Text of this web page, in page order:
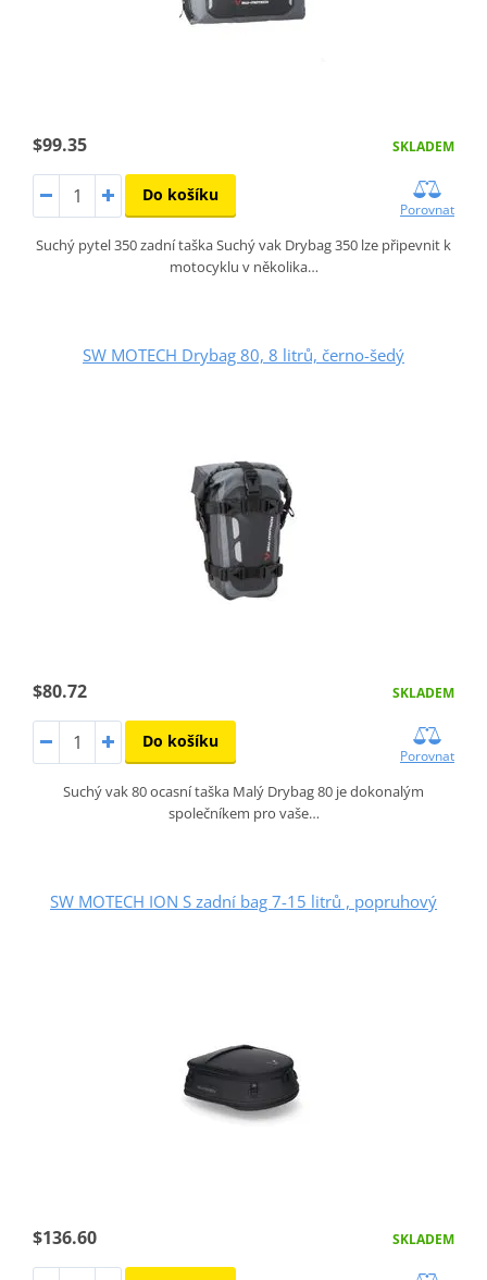
$99.35 SKLADEM
Do košíku
Porovnat
Suchý pytel 350 zadní taška Suchý vak Drybag 350 lze připevnit k
motocyklu v několika…
SW MOTECH Drybag 80, 8 litrů, černo-šedý
$80.72 SKLADEM
Do košíku
Porovnat
Suchý vak 80 ocasní taška Malý Drybag 80 je dokonalým
společníkem pro vaše…
SW MOTECH ION S zadní bag 7-15 litrů , popruhový
$136.60 SKLADEM